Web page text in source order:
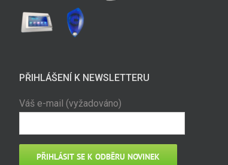
PŘIHLÁŠENÍ K NEWSLETTERU
Váš e-mail (vyžadováno)